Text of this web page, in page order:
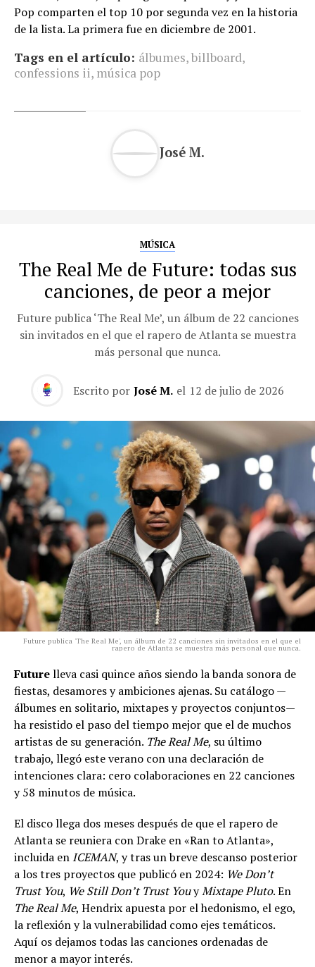
Pop comparten el top 10 por segunda vez en la historia
de la lista. La primera fue en diciembre de 2001.
Tags en el artículo: álbumes,billboard,
confessions ii, música pop
José M.
MÚSICA
The Real Me de Future: todas sus
canciones, de peor a mejor
Future publica ‘The Real Me’, un álbum de 22 canciones
sin invitados en el que el rapero de Atlanta se muestra
más personal que nunca.
Escrito por José M. el 12 de julio de 2026
Future publica 'The Real Me', un álbum de 22 canciones sin invitados en el que el
rapero de Atlanta se muestra más personal que nunca.
Futurelleva casi quince años siendo la banda sonora de
fiestas, desamores y ambiciones ajenas. Su catálogo —
álbumes en solitario, mixtapes y proyectos conjuntos—
ha resistido el paso del tiempo mejor que el de muchos
artistas de su generación. The Real Me, su último
trabajo, llegó este verano con una declaración de
intenciones clara: cero colaboraciones en 22 canciones
y 58 minutos de música.
El disco llega dos meses después de que el rapero de
Atlanta se reuniera con Drake en «Ran to Atlanta»,
incluida en ICEMAN, y tras un breve descanso posterior
a los tres proyectos que publicó en 2024: We Don’t
Trust You, We Still Don’t Trust YouyMixtape Pluto. En
The Real Me, Hendrix apuesta por el hedonismo, el ego,
la reflexión y la vulnerabilidad como ejes temáticos.
Aquí os dejamos todas las canciones ordenadas de
menor a mayor interés.